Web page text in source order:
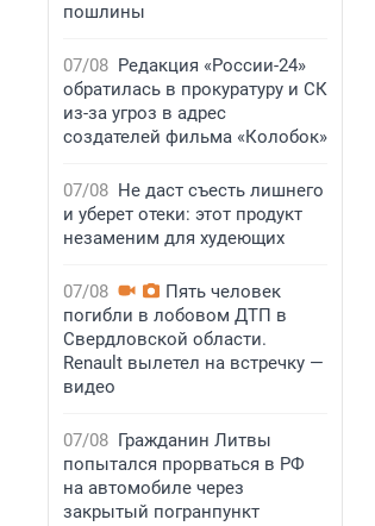
пошлины
07/08 Редакция «России-24»
обратилась в прокуратуру и СК
из-за угроз в адрес
создателей фильма «Колобок»
07/08 Не даст съесть лишнего
и уберет отеки: этот продукт
незаменим для худеющих
07/08
Пять человек
погибли в лобовом ДТП в
Свердловской области.
Renault вылетел на встречку —
видео
07/08 Гражданин Литвы
попытался прорваться в РФ
на автомобиле через
закрытый погранпункт